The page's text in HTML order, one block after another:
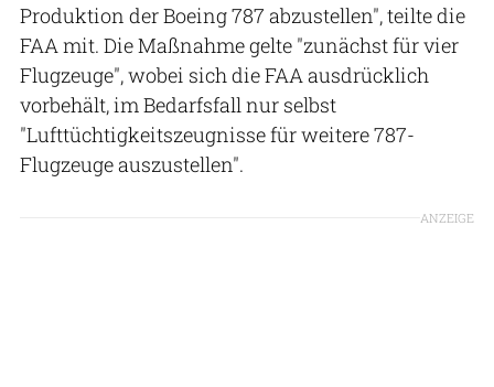
Produktion der Boeing 787 abzustellen", teilte die
FAA mit. Die Maßnahme gelte "zunächst für vier
Flugzeuge", wobei sich die FAA ausdrücklich
vorbehält, im Bedarfsfall nur selbst
"Lufttüchtigkeitszeugnisse für weitere 787-
Flugzeuge auszustellen".
ANZEIGE